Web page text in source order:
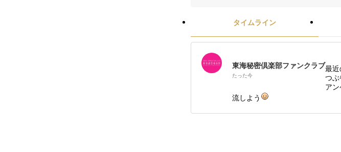
タイムライン
東海秘密倶楽部ファンクラブ
たった今
最近
つぶ
ア
流しよう